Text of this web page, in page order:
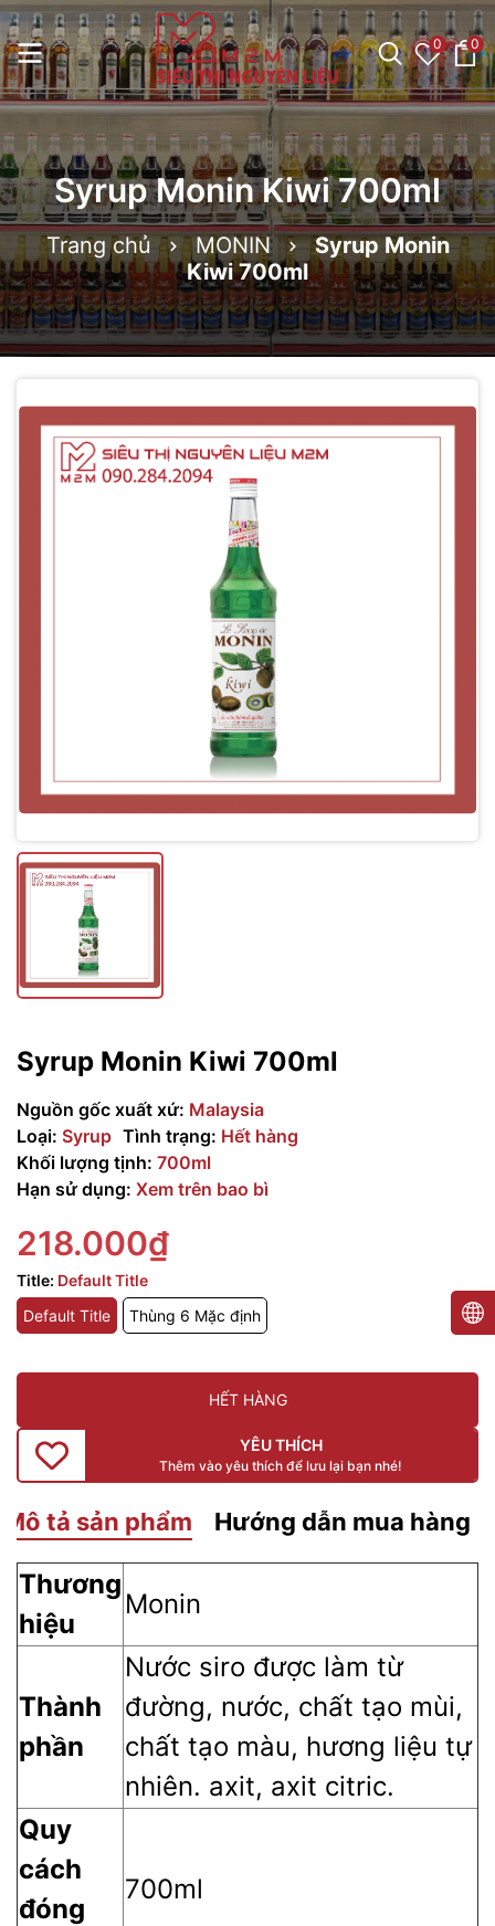
0 0
Syrup Monin Kiwi 700ml
Trang chủ MONIN
Syrup Monin
Kiwi 700ml
Syrup Monin Kiwi 700ml
Nguồn gốc xuất xứ: Malaysia
Loại: Syrup Tình trạng: Hết hàng
Khối lượng tịnh: 700ml
Hạn sử dụng: Xem trên bao bì
218.000₫
Title: Default Title
Default Title
Thùng 6 Mặc định
HẾT HÀNG
YÊU THÍCH
Thêm vào yêu thích để lưu lại bạn nhé!
Mô tả sản phẩm Hướng dẫn mua hàng
Thương
hiệu
Monin
Thành
phần
Nước siro được làm từ
đường, nước, chất tạo mùi,
chất tạo màu, hương liệu tự
nhiên. axit, axit citric.
Quy
cách
đóng
700ml